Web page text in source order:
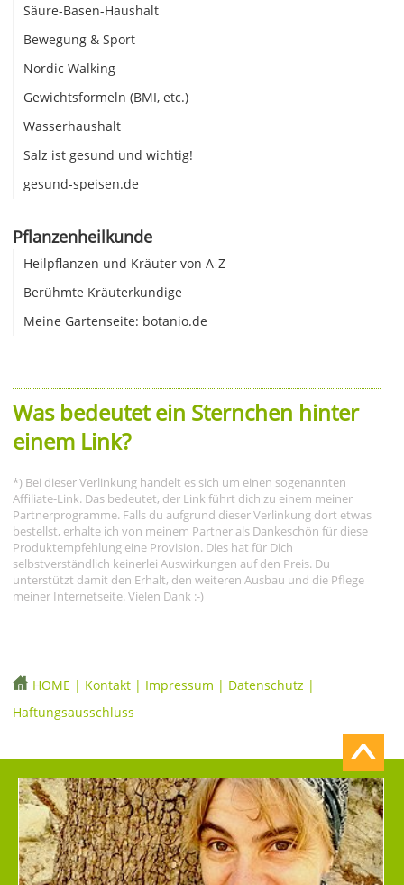
Säure-Basen-Haushalt
Bewegung & Sport
Nordic Walking
Gewichtsformeln (BMI, etc.)
Wasserhaushalt
Salz ist gesund und wichtig!
gesund-speisen.de
Pflanzenheilkunde
Heilpflanzen und Kräuter von A-Z
Berühmte Kräuterkundige
Meine Gartenseite: botanio.de
Was bedeutet ein Sternchen hinter
einem Link?
*) Bei dieser Verlinkung handelt es sich um einen sogenannten
Affiliate-Link. Das bedeutet, der Link führt dich zu einem meiner
Partnerprogramme. Falls du aufgrund dieser Verlinkung dort etwas
bestellst, erhalte ich von meinem Partner als Dankeschön für diese
Produktempfehlung eine Provision. Dies hat für Dich
selbstverständlich keinerlei Auswirkungen auf den Preis. Du
unterstützt damit den Erhalt, den weiteren Ausbau und die Pflege
meiner Internetseite. Vielen Dank :-)
HOME | Kontakt | Impressum | Datenschutz |
Haftungsausschluss